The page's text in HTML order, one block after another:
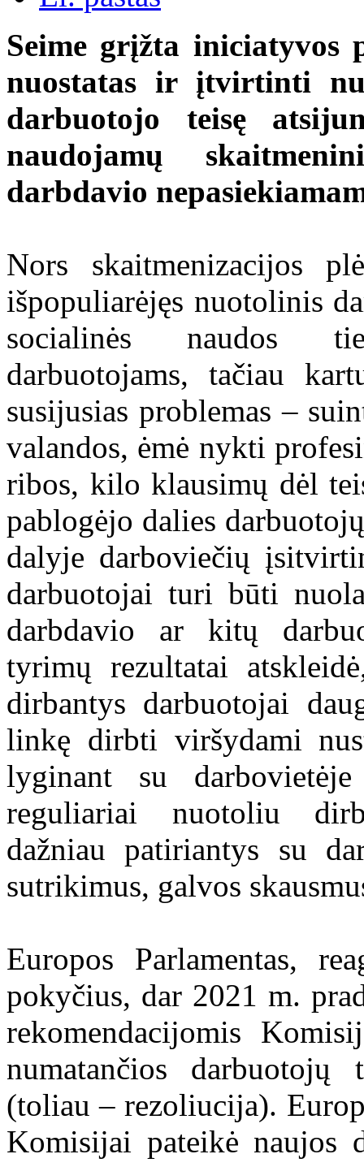
Seime grįžta iniciatyvos
nuostatas ir įtvirtinti
darbuotojo teisę
naudojamų
darbdavio
Nors skaitmenizacijos
išpopuliarėjęs nuotolinis
socialinės naudos
darbuotojams, tačiau
susijusias problemas –
valandos, ėmė nykti
ribos, kilo klausimų dėl
pablogėjo dalies
dalyje darboviečių
darbuotojai turi būti
darbdavio ar kitų
tyrimų rezultatai
dirbantys darbuotojai
linkę dirbti viršydami
lyginant su
reguliariai nuotoliu
dažniau patiriantys su
sutrikimus, galvos
Europos Parlamentas,
pokyčius, dar 2021 m.
rekomendacijomis
numatančios darbuotojų
(toliau – rezoliucija).
Komisijai pateikė naujos